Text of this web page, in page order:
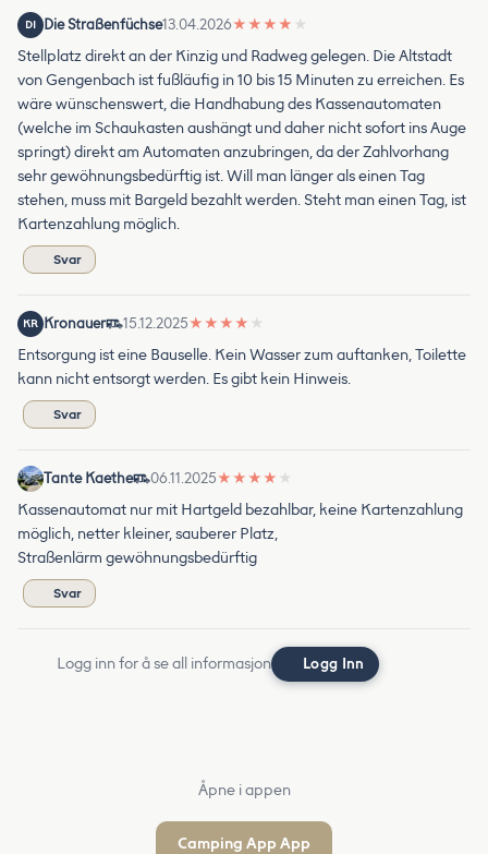
DI Die Straßenfüchse13.04.2026★ ★ ★ ★ ★
Stellplatz direkt an der Kinzig und Radweg gelegen. Die Altstadt
von Gengenbach ist fußläufig in 10 bis 15 Minuten zu erreichen. Es
wäre wünschenswert, die Handhabung des Kassenautomaten
(welche im Schaukasten aushängt und daher nicht sofort ins Auge
springt) direkt am Automaten anzubringen, da der Zahlvorhang
sehr gewöhnungsbedürftig ist. Will man länger als einen Tag
stehen, muss mit Bargeld bezahlt werden. Steht man einen Tag, ist
Kartenzahlung möglich.
Svar
KR Kronauer 15.12.2025★ ★ ★ ★ ★
Entsorgung ist eine Bauselle. Kein Wasser zum auftanken, Toilette
kann nicht entsorgt werden. Es gibt kein Hinweis.
Svar
Tante Kaethe 06.11.2025★ ★ ★ ★ ★
Kassenautomat nur mit Hartgeld bezahlbar, keine Kartenzahlung
möglich, netter kleiner, sauberer Platz,
Straßenlärm gewöhnungsbedürftig
Svar
Logg inn for å se all informasjon Logg Inn
Åpne i appen
Camping App App